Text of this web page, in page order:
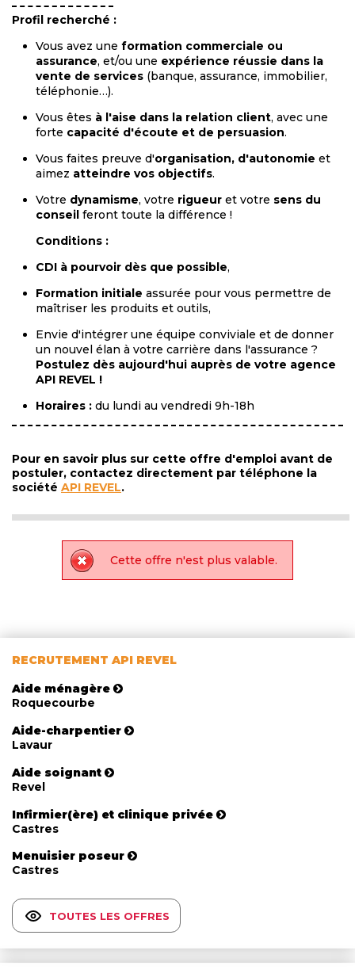
Profil recherché :
Vous avez une formation commerciale ou
assurance, et/ou une expérience réussie dans la
vente de services (banque, assurance, immobilier,
téléphonie…).
Vous êtes à l'aise dans la relation client, avec une
forte capacité d'écoute et de persuasion.
Vous faites preuve d'organisation, d'autonomie et
aimez atteindre vos objectifs.
Votre dynamisme, votre rigueur et votre sens du
conseil feront toute la différence !
Conditions :
CDI à pourvoir dès que possible,
Formation initiale assurée pour vous permettre de
maîtriser les produits et outils,
Envie d'intégrer une équipe conviviale et de donner
un nouvel élan à votre carrière dans l'assurance ?
Postulez dès aujourd'hui auprès de votre agence
API REVEL !
Horaires : du lundi au vendredi 9h-18h
Pour en savoir plus sur cette offre d'emploi avant de
postuler, contactez directement par téléphone la
société API REVEL.
Cette offre n'est plus valable.
RECRUTEMENT API REVEL
Aide ménagère
Roquecourbe
Aide-charpentier
Lavaur
Aide soignant
Revel
Infirmier(ère) et clinique privée
Castres
Menuisier poseur
Castres
TOUTES LES OFFRES